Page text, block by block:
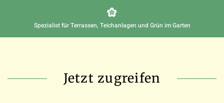
Spezialist für Terrassen, Teichanlagen und Grün im Garten
Jetzt zugreifen